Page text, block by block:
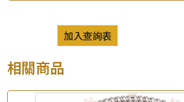
加入查詢表
相關商品